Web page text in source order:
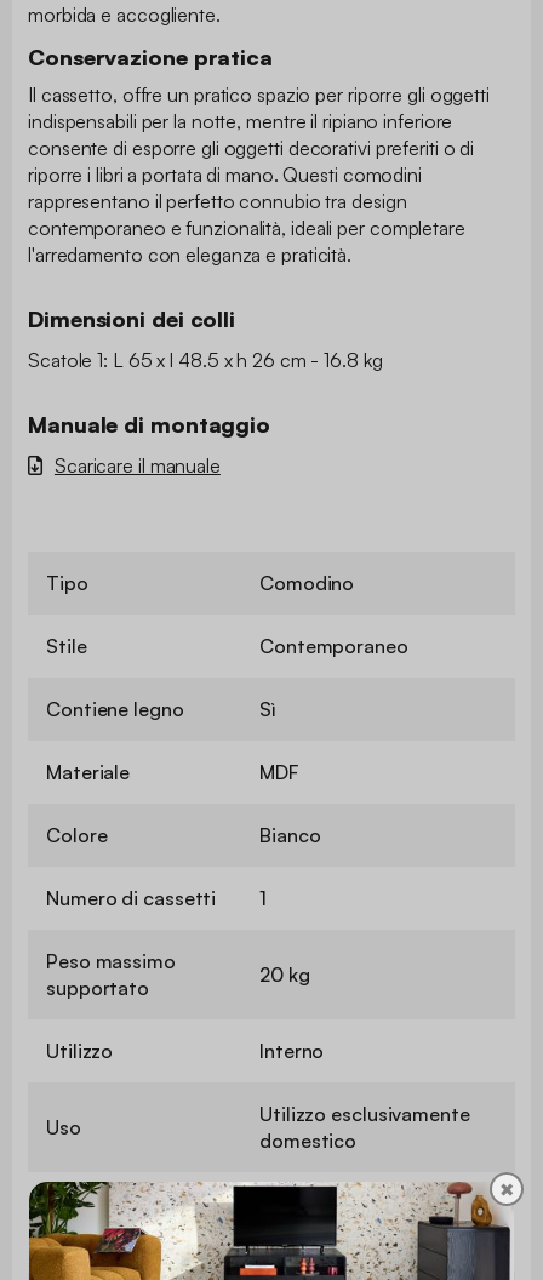
morbida e accogliente.
Conservazione pratica
Il cassetto, offre un pratico spazio per riporre gli oggetti
indispensabili per la notte, mentre il ripiano inferiore
consente di esporre gli oggetti decorativi preferiti o di
riporre i libri a portata di mano. Questi comodini
rappresentano il perfetto connubio tra design
contemporaneo e funzionalità, ideali per completare
l'arredamento con eleganza e praticità.
Dimensioni dei colli
Scatole 1: L 65 x l 48.5 x h 26 cm - 16.8 kg
Manuale di montaggio
Scaricare il manuale
Tipo Comodino
Stile Contemporaneo
Contiene legno Sì
Materiale MDF
Colore Bianco
Numero di cassetti 1
Peso massimo
supportato
20 kg
Utilizzo Interno
Uso
Utilizzo esclusivamente
domestico
Garanzia
✖